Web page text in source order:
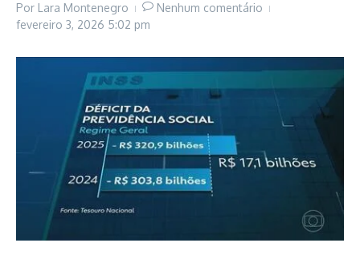
Por Lara Montenegro
Nenhum comentário
fevereiro 3, 2026 5:02 pm